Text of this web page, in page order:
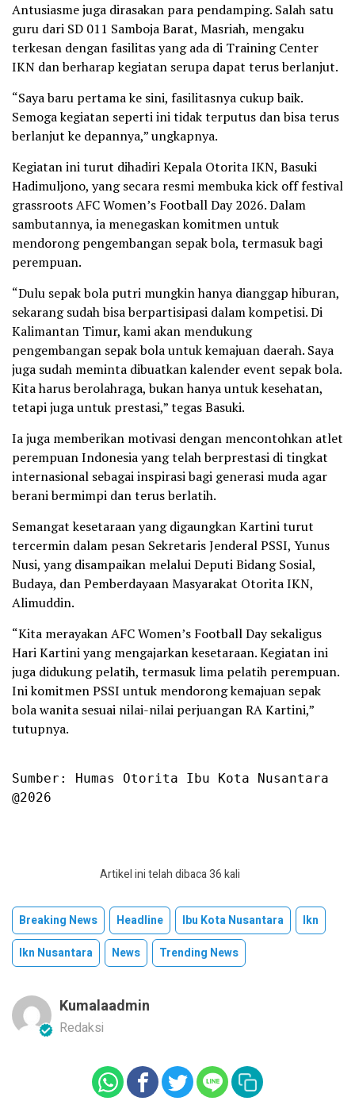
Antusiasme juga dirasakan para pendamping. Salah satu
guru dari SD 011 Samboja Barat, Masriah, mengaku
terkesan dengan fasilitas yang ada di Training Center
IKN dan berharap kegiatan serupa dapat terus berlanjut.
“Saya baru pertama ke sini, fasilitasnya cukup baik.
Semoga kegiatan seperti ini tidak terputus dan bisa terus
berlanjut ke depannya,” ungkapnya.
Kegiatan ini turut dihadiri Kepala Otorita IKN, Basuki
Hadimuljono, yang secara resmi membuka kick off festival
grassroots AFC Women’s Football Day 2026. Dalam
sambutannya, ia menegaskan komitmen untuk
mendorong pengembangan sepak bola, termasuk bagi
perempuan.
“Dulu sepak bola putri mungkin hanya dianggap hiburan,
sekarang sudah bisa berpartisipasi dalam kompetisi. Di
Kalimantan Timur, kami akan mendukung
pengembangan sepak bola untuk kemajuan daerah. Saya
juga sudah meminta dibuatkan kalender event sepak bola.
Kita harus berolahraga, bukan hanya untuk kesehatan,
tetapi juga untuk prestasi,” tegas Basuki.
Ia juga memberikan motivasi dengan mencontohkan atlet
perempuan Indonesia yang telah berprestasi di tingkat
internasional sebagai inspirasi bagi generasi muda agar
berani bermimpi dan terus berlatih.
Semangat kesetaraan yang digaungkan Kartini turut
tercermin dalam pesan Sekretaris Jenderal PSSI, Yunus
Nusi, yang disampaikan melalui Deputi Bidang Sosial,
Budaya, dan Pemberdayaan Masyarakat Otorita IKN,
Alimuddin.
“Kita merayakan AFC Women’s Football Day sekaligus
Hari Kartini yang mengajarkan kesetaraan. Kegiatan ini
juga didukung pelatih, termasuk lima pelatih perempuan.
Ini komitmen PSSI untuk mendorong kemajuan sepak
bola wanita sesuai nilai-nilai perjuangan RA Kartini,”
tutupnya.
Sumber: Humas Otorita Ibu Kota Nusantara
@2026
Artikel ini telah dibaca 36 kali
Breaking News Headline Ibu Kota Nusantara
Ikn
Ikn Nusantara
News Trending News
Kumalaadmin
Redaksi